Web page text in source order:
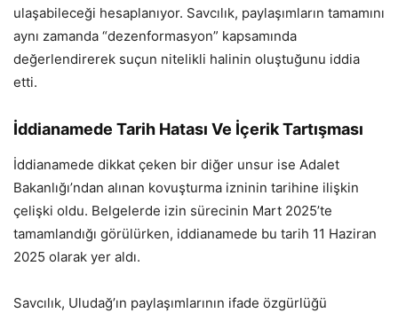
ulaşabileceği hesaplanıyor. Savcılık, paylaşımların tamamını
aynı zamanda “dezenformasyon” kapsamında
değerlendirerek suçun nitelikli halinin oluştuğunu iddia
etti.
İddianamede Tarih Hatası Ve İçerik Tartışması
İddianamede dikkat çeken bir diğer unsur ise Adalet
Bakanlığı’ndan alınan kovuşturma izninin tarihine ilişkin
çelişki oldu. Belgelerde izin sürecinin Mart 2025’te
tamamlandığı görülürken, iddianamede bu tarih 11 Haziran
2025 olarak yer aldı.
Savcılık, Uludağ’ın paylaşımlarının ifade özgürlüğü